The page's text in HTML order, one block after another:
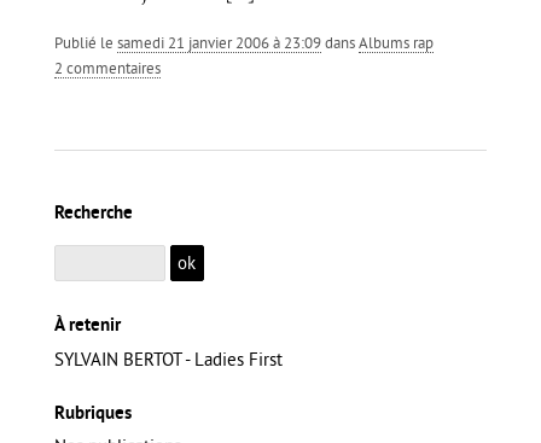
Publié le samedi 21 janvier 2006 à 23:09dansAlbums rap
2 commentaires
Recherche
À retenir
SYLVAIN BERTOT - Ladies First
Rubriques